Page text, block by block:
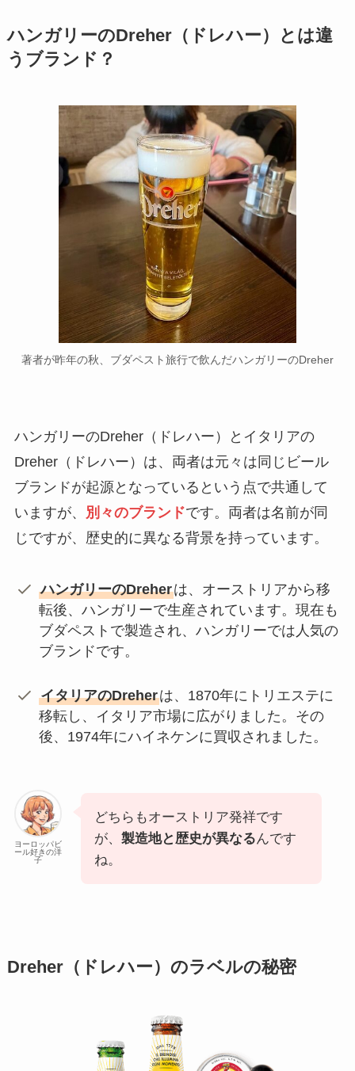
ハンガリーのDreher（ドレハー）とは違
うブランド？
著者が昨年の秋、ブダペスト旅行で飲んだハンガリーのDreher
ハンガリーのDreher（ドレハー）とイタリアの
Dreher（ドレハー）は、両者は元々は同じビール
ブランドが起源となっているという点で共通して
いますが、
別々のブランドです。両者は名前が同
じですが、歴史的に異なる背景を持っています。
ハンガリーのDreherは、オーストリアから移
転後、ハンガリーで生産されています。現在も
ブダペストで製造され、ハンガリーでは人気の
ブランドです。
イタリアのDreherは、1870年にトリエステに
移転し、イタリア市場に広がりました。その
後、1974年にハイネケンに買収されました。
ヨーロッパビ
ール好きの洋
子
どちらもオーストリア発祥です
が、 製造地と歴史が異なるんです
ね。
Dreher（ドレハー）のラベルの秘密